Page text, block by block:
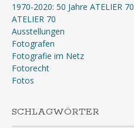
1970-2020: 50 Jahre ATELIER 70
ATELIER 70
Ausstellungen
Fotografen
Fotografie im Netz
Fotorecht
Fotos
SCHLAGWÖRTER